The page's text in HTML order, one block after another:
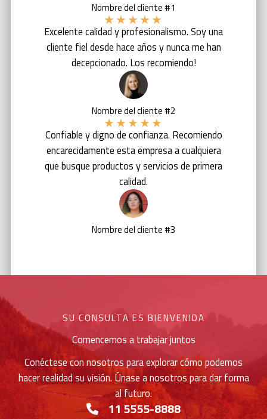
Nombre del cliente #1
★★★★★
Excelente calidad y profesionalismo. Soy una
cliente fiel desde hace años y nunca me han
decepcionado. Los recomiendo!
Nombre del cliente #2
★★★★★
Confiable y digno de confianza. Recomiendo
encarecidamente esta empresa a cualquiera
que busque productos y servicios de primera
calidad.
Nombre del cliente #3
SU CONSULTA ES BIENVENIDA
Comencemos a trabajar juntos
Conéctese con nosotros para explorar cómo podemos
hacer realidad su visión. Únase a nosotros para dar forma
al futuro.
11 5555-8888